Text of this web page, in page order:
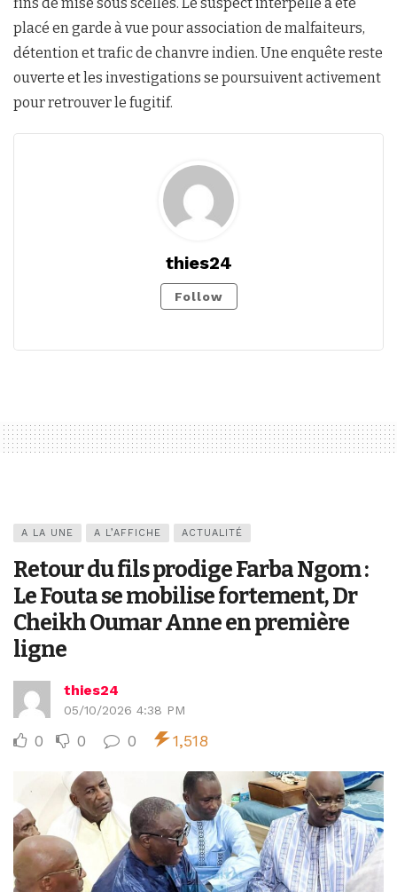
placé en garde à vue pour association de malfaiteurs,
détention et trafic de chanvre indien. Une enquête reste
ouverte et les investigations se poursuivent activement
pour retrouver le fugitif.
thies24
Follow
A LA UNE A L’AFFICHE ACTUALITÉ
Retour du fils prodige Farba Ngom :
Le Fouta se mobilise fortement, Dr
Cheikh Oumar Anne en première
ligne
thies24
05/10/2026 4:38 PM
0 0 0 1,518